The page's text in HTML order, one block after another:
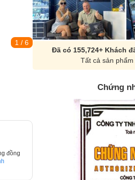
1 / 6
đồng
Đã có 155,724+ Khách
Tất cả sản
Chứng